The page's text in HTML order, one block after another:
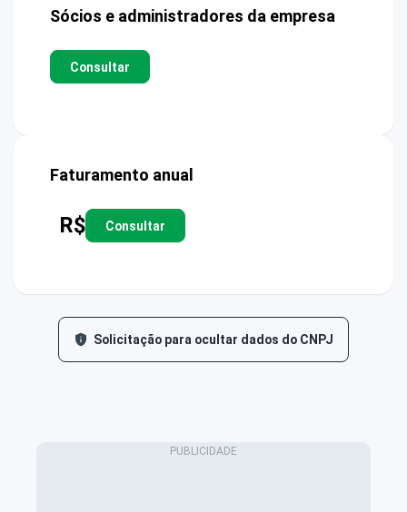
Sócios e administradores da empresa
Consultar
Faturamento anual
R$ Consultar
Solicitação para ocultar dados do CNPJ